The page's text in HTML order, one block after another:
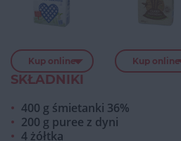
Kup online Kup online
SKŁADNIKI
400 g śmietanki 36%
200 g puree z dyni
4 żółtka